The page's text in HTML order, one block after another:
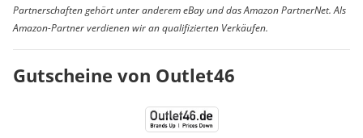
Partnerschaften gehört unter anderem eBay und das Amazon PartnerNet. Als
Amazon-Partner verdienen wir an qualifizierten Verkäufen.
Gutscheine von Outlet46